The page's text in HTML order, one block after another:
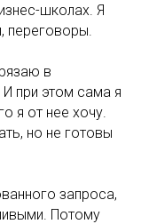
школах. Я
переговоры.
в
при этом сама я
я от нее хочу.
но не готовы
запроса,
Потому